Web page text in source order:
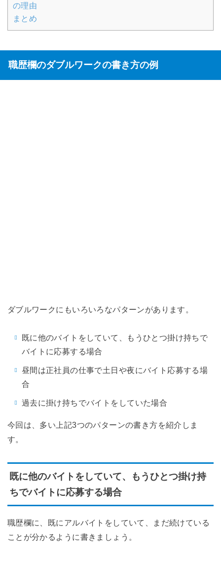
の理由
まとめ
職歴欄のダブルワークの書き方の例
ダブルワークにもいろいろなパターンがあります。
既に他のバイトをしていて、もうひとつ掛け持ちで
バイトに応募する場合
昼間は正社員の仕事で土日や夜にバイト応募する場
合
過去に掛け持ちでバイトをしていた場合
今回は、多い上記3つのパターンの書き方を紹介しま
す。
既に他のバイトをしていて、もうひとつ掛け持
ちでバイトに応募する場合
職歴欄に、既にアルバイトをしていて、まだ続けている
ことが分かるように書きましょう。